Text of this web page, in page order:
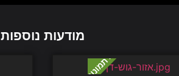
מודעות נוספות